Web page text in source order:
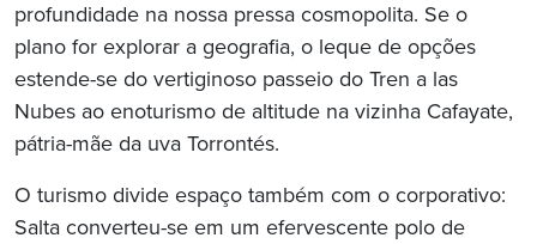
profundidade na nossa pressa cosmopolita. Se o
plano for explorar a geografia, o leque de opções
estende-se do vertiginoso passeio do Tren a las
Nubes ao enoturismo de altitude na vizinha Cafayate,
pátria-mãe da uva Torrontés.
O turismo divide espaço também com o corporativo:
Salta converteu-se em um efervescente polo de